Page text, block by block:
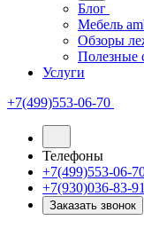
Блог
Мебель
Обзоры
Полезные
Услуги
+7(499)553-06-70
Телефоны
+7(499)553-06-
+7(930)036-83-91
Заказать звонок